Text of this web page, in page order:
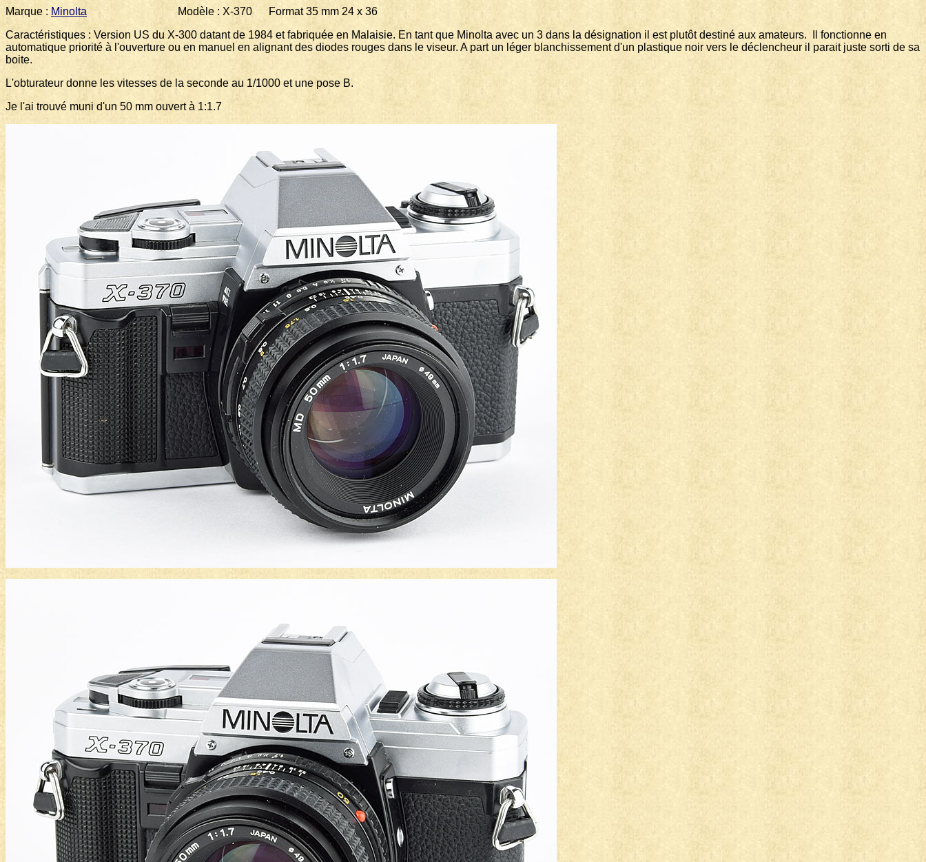
Marque : Minolta Modèle : X-370 Format 35 mm 24 x 36
Caractéristiques : Version US du X-300 datant de 1984 et fabriquée en Malaisie. En tant que Minolta avec un 3 dans la désignation il est plutôt destiné aux amateurs. Il fonctionne en
automatique priorité à l'ouverture ou en manuel en alignant des diodes rouges dans le viseur. A part un léger blanchissement d'un plastique noir vers le déclencheur il parait juste sorti de sa
boite.
L'obturateur donne les vitesses de la seconde au 1/1000 et une pose B.
Je l'ai trouvé muni d'un 50 mm ouvert à 1:1.7